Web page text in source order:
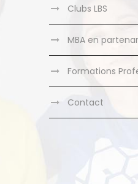
Clubs LBS
MBA en
Formations
Contact